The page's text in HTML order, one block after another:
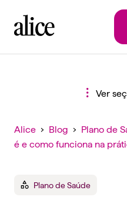
Ver
Alice › Blog › Plano de
é e como funciona na
Plano de Saúde